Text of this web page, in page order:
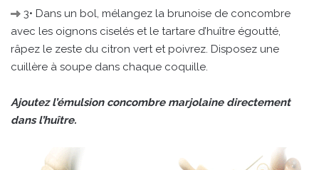
3• Dans un bol, mélangez la brunoise de concombre
avec les oignons ciselés et le tartare d’huître égoutté,
râpez le zeste du citron vert et poivrez. Disposez une
cuillère à soupe dans chaque coquille.
Ajoutez l’émulsion concombre marjolaine directement
dans l’huître.